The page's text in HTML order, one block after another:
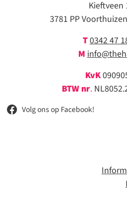
Kieftveen
3781 PP
T0342 47
M
KvK
BTW nr.
Volg ons op Facebook!